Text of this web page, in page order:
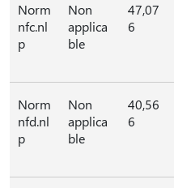
Norm
nfc.nl
p
Non
applica
ble
47,07
6
Norm
nfd.nl
p
Non
applica
ble
40,56
6